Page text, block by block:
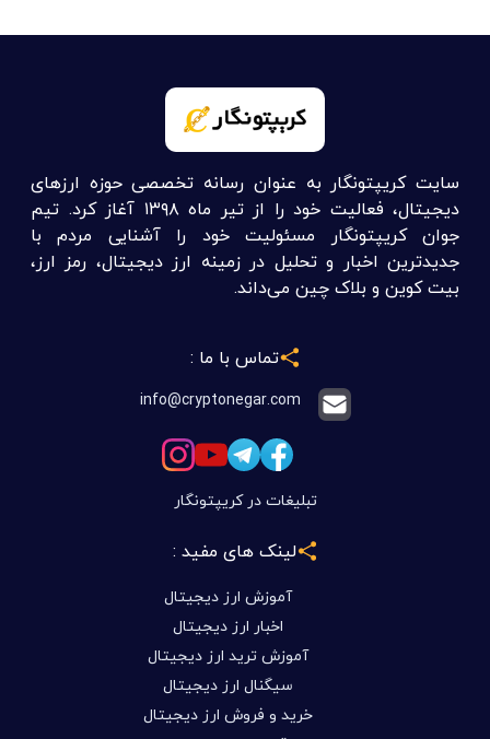
سایت کریپتونگار به عنوان رسانه تخصصی حوزه ارزهای
دیجیتال، فعالیت خود را از تیر ماه ۱۳۹۸ آغاز کرد. تیم
جوان کریپتونگار مسئولیت خود را آشنایی مردم با
جدیدترین اخبار و تحلیل در زمینه ارز دیجیتال، رمز ارز،
بیت کوین و بلاک چین می‌داند.
تماس با ما :
info@cryptonegar.com
تبلیغات در کریپتونگار
لینک های مفید :
آموزش ارز دیجیتال
اخبار ارز دیجیتال
آموزش ترید ارز دیجیتال
سیگنال ارز دیجیتال
خرید و فروش ارز دیجیتال